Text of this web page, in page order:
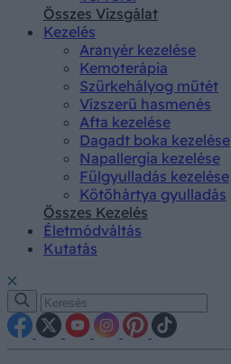
Összes Vizsgálat
Kezelés
Aranyér kezelése
Kemoterápia
Szürkehályog műtét
Vízszerű hasmenés
Afta kezelése
Dagadt boka kezelése
Napallergia kezelése
Fülgyulladás kezelése
Kötőhártya gyulladás
Összes Kezelés
Életmódváltás
Kutatás